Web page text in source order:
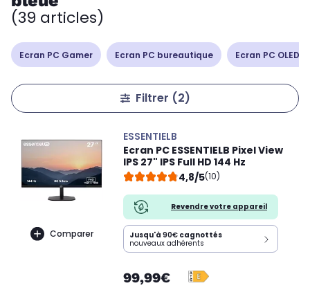
(39 articles)
Ecran PC Gamer Ecran PC bureautique Ecran PC OLED /
Filtrer (2)
Comparer
ESSENTIELB
Ecran PC ESSENTIELB Pixel View
IPS 27" IPS Full HD 144 Hz
4,8/5(10)
Revendre votre appareil
Jusqu'à 90€ cagnottés
nouveaux adhérents
99,99€